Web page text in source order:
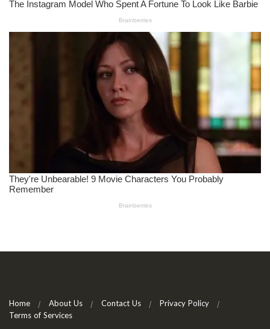
Home About Us Contact Us
Privacy Policy
Terms of Services